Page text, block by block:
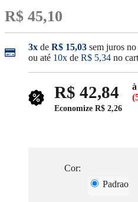
R$ 45,10
3x de R$ 15,03 sem juros
ou até 10x de R$ 5,34 no
R$ 42,84
Economize R$ 2,26
Cor:
Padrao